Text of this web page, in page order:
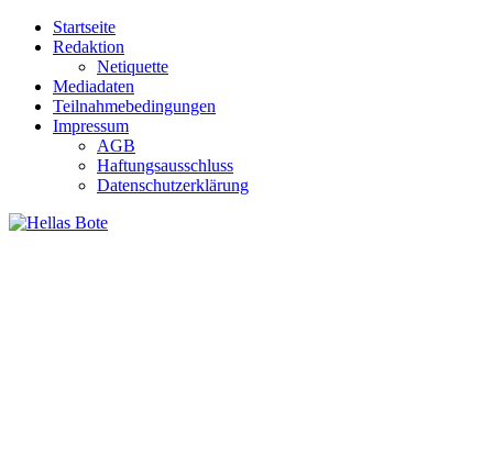
Zum
Inhalt
Startseite
Redaktion
Netiquette
Mediadaten
Teilnahmebedingungen
Impressum
AGB
Haftungsausschluss
Datenschutzerklärung